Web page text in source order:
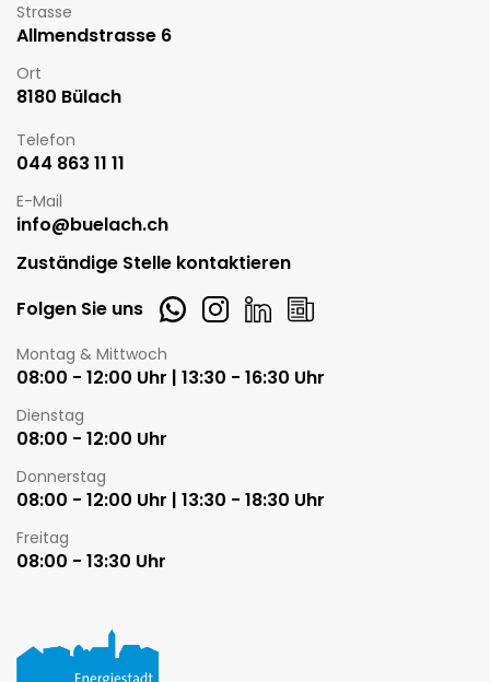
Strasse
Allmendstrasse 6
Ort
8180 Bülach
Telefon
044 863 11 11
E-Mail
info@buelach.ch
Zuständige Stelle kontaktieren
Folgen Sie uns
WhatsappInstagram
LinkedInNewsletter
Öffnungszeiten
Montag & Mittwoch
08:00 - 12:00 Uhr | 13:30 - 16:30 Uhr
Dienstag
08:00 - 12:00 Uhr
Donnerstag
08:00 - 12:00 Uhr | 13:30 - 18:30 Uhr
Freitag
08:00 - 13:30 Uhr